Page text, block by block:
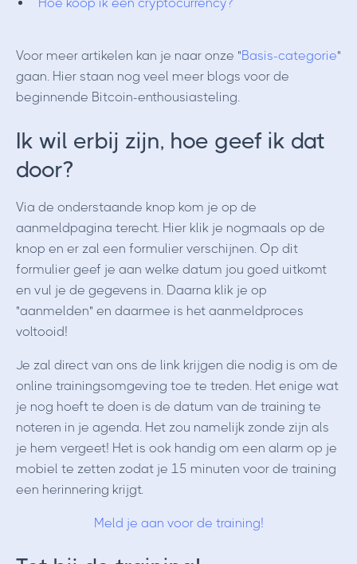
Voor meer artikelen kan je naar onze "Basis-categorie"
gaan. Hier staan nog veel meer blogs voor de
beginnende Bitcoin-enthousiasteling.
Ik wil erbij zijn, hoe geef ik dat
door?
Via de onderstaande knop kom je op de
aanmeldpagina terecht. Hier klik je nogmaals op de
knop en er zal een formulier verschijnen. Op dit
formulier geef je aan welke datum jou goed uitkomt
en vul je de gegevens in. Daarna klik je op
"aanmelden" en daarmee is het aanmeldproces
voltooid!
Je zal direct van ons de link krijgen die nodig is om de
online trainingsomgeving toe te treden. Het enige wat
je nog hoeft te doen is de datum van de training te
noteren in je agenda. Het zou namelijk zonde zijn als
je hem vergeet! Het is ook handig om een alarm op je
mobiel te zetten zodat je 15 minuten voor de training
een herinnering krijgt.
Meld je aan voor de training!